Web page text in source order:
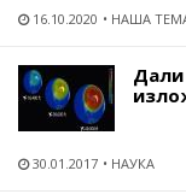
16.10.2020 НАША
Дали
30.01.2017 НАУКА